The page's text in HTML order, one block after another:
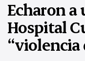
Echaron
Hospital
“violencia